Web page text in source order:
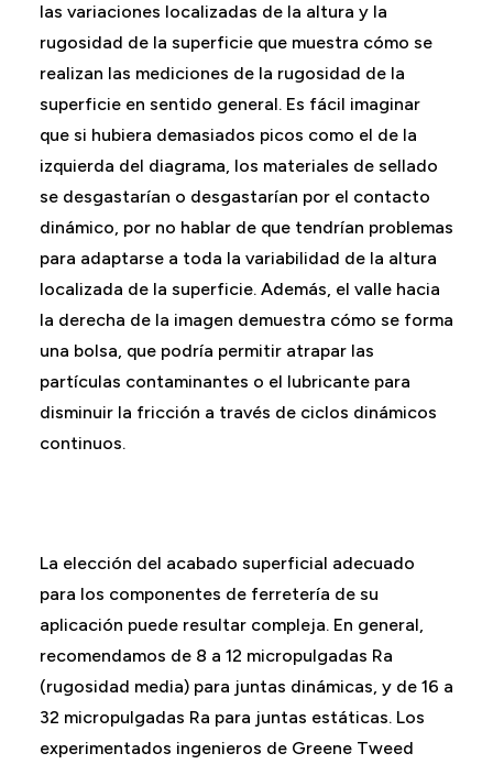
las variaciones localizadas de la altura y la
rugosidad de la superficie que muestra cómo se
realizan las mediciones de la rugosidad de la
superficie en sentido general. Es fácil imaginar
que si hubiera demasiados picos como el de la
izquierda del diagrama, los materiales de sellado
se desgastarían o desgastarían por el contacto
dinámico, por no hablar de que tendrían problemas
para adaptarse a toda la variabilidad de la altura
localizada de la superficie. Además, el valle hacia
la derecha de la imagen demuestra cómo se forma
una bolsa, que podría permitir atrapar las
partículas contaminantes o el lubricante para
disminuir la fricción a través de ciclos dinámicos
continuos.
La elección del acabado superficial adecuado
para los componentes de ferretería de su
aplicación puede resultar compleja. En general,
recomendamos de 8 a 12 micropulgadas Ra
(rugosidad media) para juntas dinámicas, y de 16 a
32 micropulgadas Ra para juntas estáticas. Los
experimentados ingenieros de Greene Tweed